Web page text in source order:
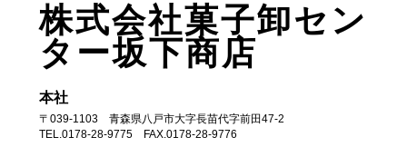
株式会社菓子卸セン
ター坂下商店
本社
〒039-1103 青森県八戸市大字長苗代字前田47-2
TEL.0178-28-9775 FAX.0178-28-9776